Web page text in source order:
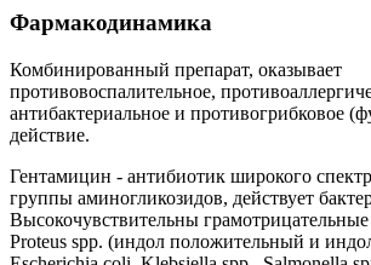
Фармакодинамика
Комбинированный препарат, оказывает
противовоспалительное,
антибактериальное и противогрибковое
действие.
Гентамицин - антибиотик широкого
группы аминогликозидов, действует
Высокочувствительны
Proteus spp. (индол положительный и